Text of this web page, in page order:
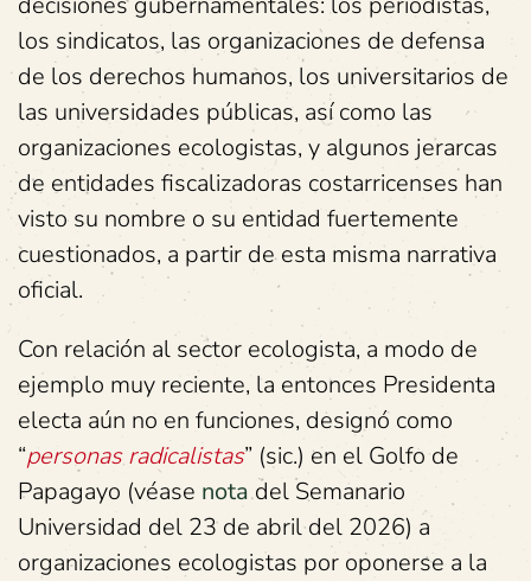
los sindicatos, las organizaciones de defensa
de los derechos humanos, los universitarios de
las universidades públicas, así como las
organizaciones ecologistas, y algunos jerarcas
de entidades fiscalizadoras costarricenses han
visto su nombre o su entidad fuertemente
cuestionados, a partir de esta misma narrativa
oficial.
Con relación al sector ecologista, a modo de
ejemplo muy reciente, la entonces Presidenta
electa aún no en funciones, designó como
“personas radicalistas” (sic.) en el Golfo de
Papagayo (véase notadel Semanario
Universidad del 23 de abril del 2026) a
organizaciones ecologistas por oponerse a la